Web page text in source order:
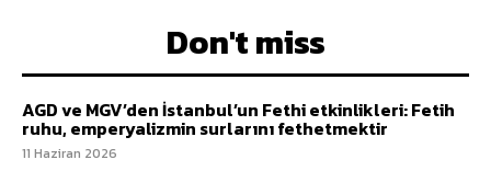
Don't miss
AGD ve MGV’den İstanbul’un Fethi etkinlikleri: Fetih
ruhu, emperyalizmin surlarını fethetmektir
11 Haziran 2026